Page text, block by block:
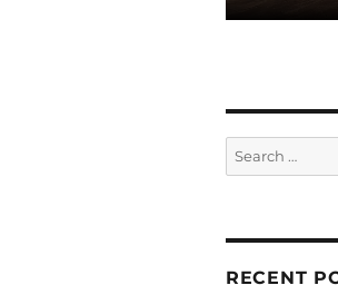
Search
for:
RECENT